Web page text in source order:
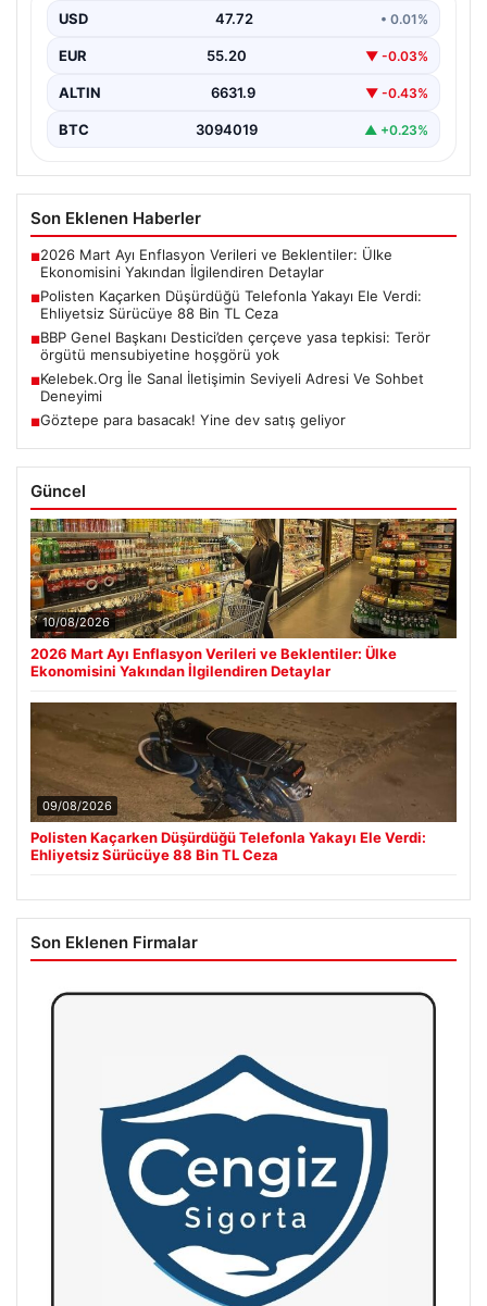
Eskişehir'de polis ekipleri, plakasız bir motosikletin
bulundu. Ancak sürücü,…
USD 47.72 • 0.01%
EUR 55.20 ▼ -0.03%
ALTIN 6631.9 ▼ -0.43%
BTC 3094019 ▲ +0.23%
Son Eklenen Haberler
■2026 Mart Ayı Enflasyon Verileri ve Beklentiler: Ülke
Ekonomisini Yakından İlgilendiren Detaylar
■Polisten Kaçarken Düşürdüğü Telefonla Yakayı Ele Verdi:
Ehliyetsiz Sürücüye 88 Bin TL Ceza
■BBP Genel Başkanı Destici’den çerçeve yasa tepkisi: Terör
örgütü mensubiyetine hoşgörü yok
■Kelebek.Org İle Sanal İletişimin Seviyeli Adresi Ve Sohbet
Deneyimi
■Göztepe para basacak! Yine dev satış geliyor
Güncel
10/08/2026
2026 Mart Ayı Enflasyon Verileri ve Beklentiler: Ülke
Ekonomisini Yakından İlgilendiren Detaylar
09/08/2026
Polisten Kaçarken Düşürdüğü Telefonla Yakayı Ele Verdi:
Ehliyetsiz Sürücüye 88 Bin TL Ceza
Son Eklenen Firmalar